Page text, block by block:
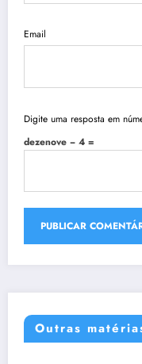
Email
Digite uma resposta em
dezenove − 4 =
Outras